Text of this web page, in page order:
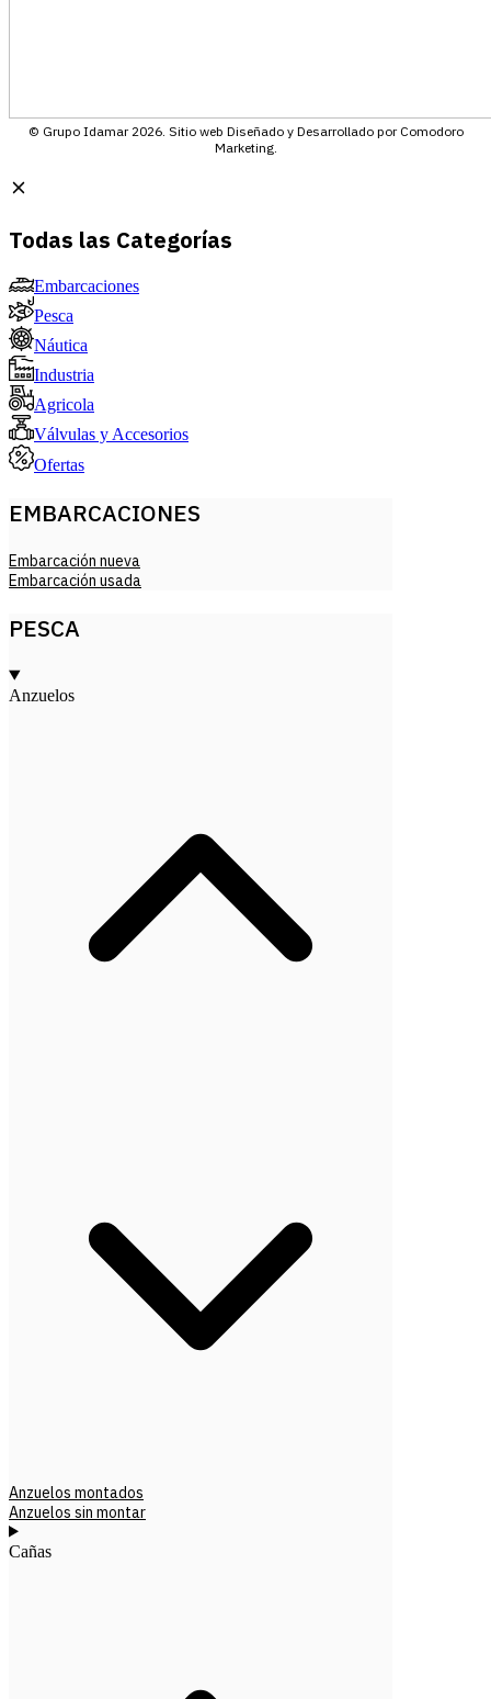
© Grupo Idamar 2026. Sitio web Diseñado y Desarrollado por Comodoro
Marketing.
Todas las Categorías
Embarcaciones
Pesca
Náutica
Industria
Agricola
Válvulas y Accesorios
Ofertas
EMBARCACIONES
Embarcación nueva
Embarcación usada
PESCA
Anzuelos
Anzuelos montados
Anzuelos sin montar
Cañas